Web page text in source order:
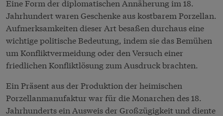
Eine Form der diplomatischen Annäherung im 18.
Jahrhundert waren Geschenke aus kostbarem Porzellan.
Aufmerksamkeiten dieser Art besaßen durchaus eine
wichtige politische Bedeutung, indem sie das Bemühen
um Konfliktvermeidung oder den Versuch einer
friedlichen Konfliktlösung zum Ausdruck brachten.
Ein Präsent aus der Produktion der heimischen
Porzellanmanufaktur war für die Monarchen des 18.
Jahrhunderts ein Ausweis der Großzügigkeit und diente